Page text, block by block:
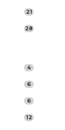
21
28
4
6
6
12